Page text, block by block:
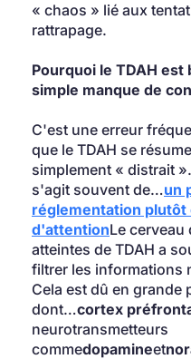
« chaos » lié aux
rattrapage.
Pourquoi le TDAH est
simple manque de
C'est une erreur
que le TDAH se
simplement « distrait
s'agit souvent de…un
réglementation plutôt
d'attentionLe cerveau
atteintes de TDAH a
filtrer les informations
Cela est dû en grande
dont…cortex
neurotransmetteurs
commedopamineet